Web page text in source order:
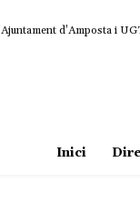
Unió de Pagesos denuncia
d’Amposta i
Inici